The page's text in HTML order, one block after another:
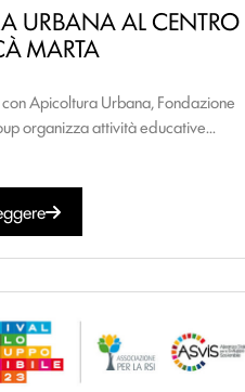
URBANA AL CENTRO
MARTA
Apicoltura Urbana, Fondazione
organizza attività educative...